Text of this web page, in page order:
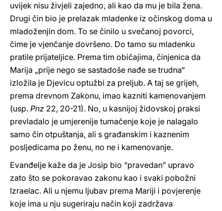
uvijek nisu živjeli zajedno, ali kao da mu je bila žena.
Drugi čin bio je prelazak mladenke iz očinskog doma u
mladoženjin dom. To se činilo u svečanoj povorci,
čime je vjenčanje dovršeno. Do tamo su mladenku
pratile prijateljice. Prema tim običajima, činjenica da
Marija „prije nego se sastadoše nađe se trudna“
izložila je Djevicu optužbi za preljub. A taj se grijeh,
prema drevnom Zakonu, imao kazniti kamenovanjem
(usp. Pnz 22, 20-21). No, u kasnijoj židovskoj praksi
prevladalo je umjerenije tumačenje koje je nalagalo
samo čin otpuštanja, ali s građanskim i kaznenim
posljedicama po ženu, no ne i kamenovanje.
Evanđelje kaže da je Josip bio “pravedan” upravo
zato što se pokoravao zakonu kao i svaki pobožni
Izraelac. Ali u njemu ljubav prema Mariji i povjerenje
koje ima u nju sugeriraju način koji zadržava